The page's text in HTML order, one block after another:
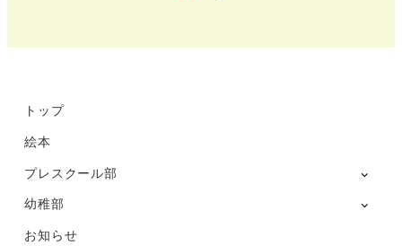
Instagram
トップ
絵本
プレスクール部
幼稚部
お知らせ